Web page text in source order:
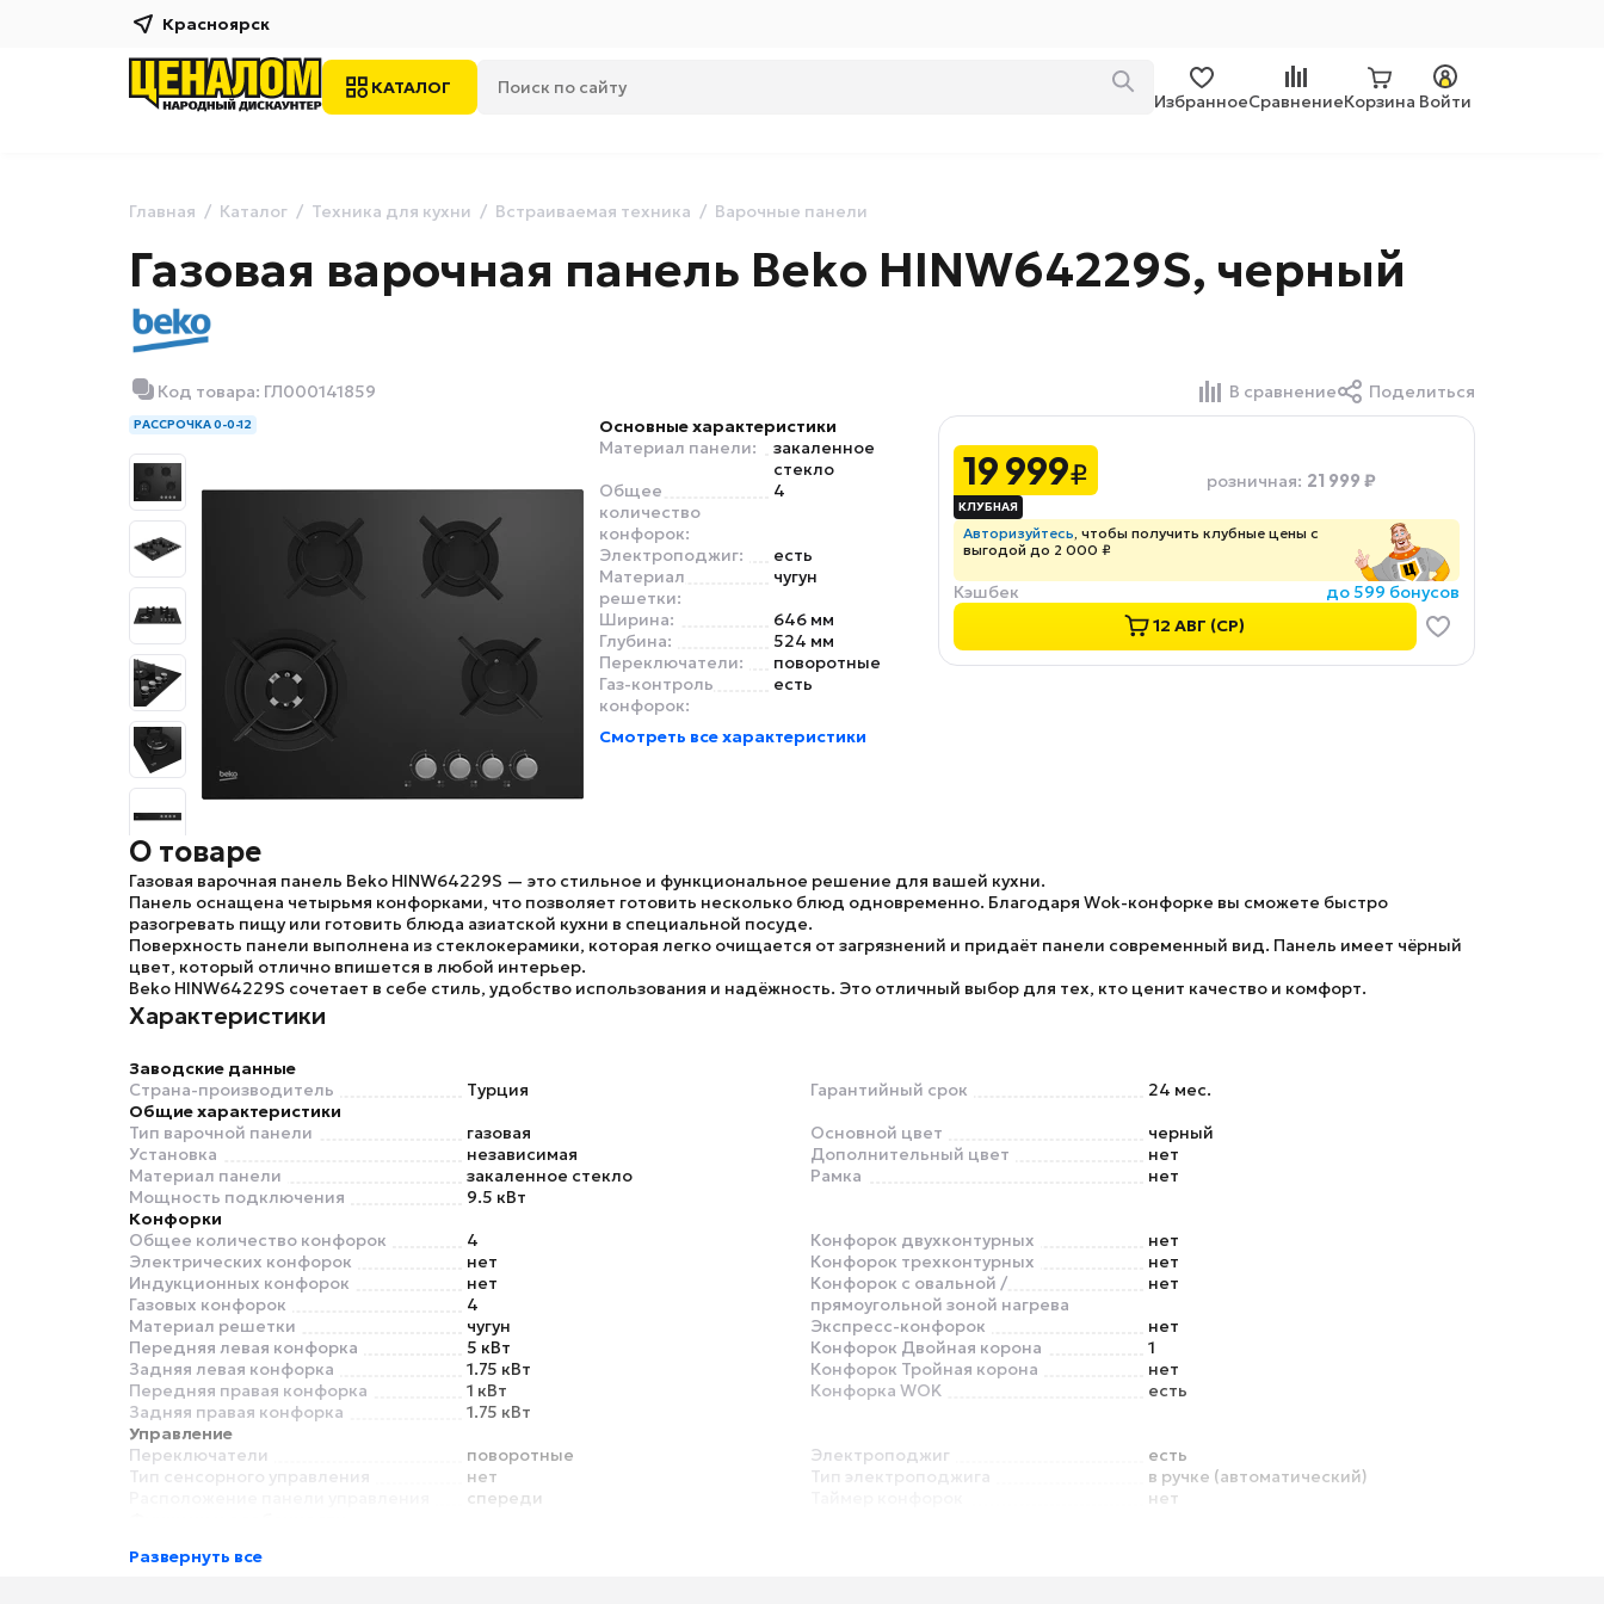
Красноярск
КАТАЛОГ
ИзбранноеСравнениеКорзина Войти
Главная Каталог Техника для кухни Встраиваемая техника Варочные панели
Газовая варочная панель Beko HINW64229S, черный
Код товара: ГЛ000141859 В сравнение Поделиться
РАССРОЧКА 0-0-12
Основные характеристики
Материал панели:
закаленное
стекло
Общее
количество
конфорок:
4
Электроподжиг:
есть
Материал
решетки:
чугун
Ширина:
646 мм
Глубина:
524 мм
Переключатели:
поворотные
Газ-контроль
конфорок:
есть
Смотреть все характеристики
19 999₽ розничная: 21 999 ₽
Авторизуйтесь, чтобы получить клубные цены с
выгодой до 2 000 ₽
Кэшбек
до 599 бонусов
12 АВГ (СР)
О товаре
Газовая варочная панель Beko HINW64229S — это стильное и функциональное решение для вашей кухни.
Панель оснащена четырьмя конфорками, что позволяет готовить несколько блюд одновременно. Благодаря Wok-конфорке вы сможете быстро
разогревать пищу или готовить блюда азиатской кухни в специальной посуде.
Поверхность панели выполнена из стеклокерамики, которая легко очищается от загрязнений и придаёт панели современный вид. Панель имеет чёрный
цвет, который отлично впишется в любой интерьер.
Beko HINW64229S сочетает в себе стиль, удобство использования и надёжность. Это отличный выбор для тех, кто ценит качество и комфорт.
Характеристики
Заводские данные
Страна-производитель
Турция Гарантийный срок
24 мес.
Общие характеристики
Тип варочной панели
газовая
Установка
независимая
Материал панели
закаленное стекло
Мощность подключения
9.5 кВт
Основной цвет
черный
Дополнительный цвет
нет
Рамка
нет
Конфорки
Общее количество конфорок
4
Электрических конфорок
нет
Индукционных конфорок
нет
Газовых конфорок
4
Материал решетки
чугун
Передняя левая конфорка
5 кВт
Задняя левая конфорка
1.75 кВт
Передняя правая конфорка
1 кВт
Задняя правая конфорка
1.75 кВт
Конфорок двухконтурных
нет
Конфорок трехконтурных
нет
Конфорок с овальной /
прямоугольной зоной нагрева
нет
Экспресс-конфорок
нет
Конфорок Двойная корона
1
Конфорок Тройная корона
нет
Конфорка WOK
есть
Управление
Переключатели
поворотные
Тип сенсорного управления
нет
спереди
Электроподжиг
есть
Тип электроподжига
в ручке (автоматический)
нет
Функция Booster
Развернуть все